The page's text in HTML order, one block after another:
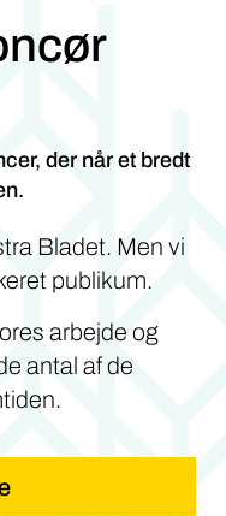
der når et bredt
Bladet. Men vi
publikum.
arbejde og
antal af de